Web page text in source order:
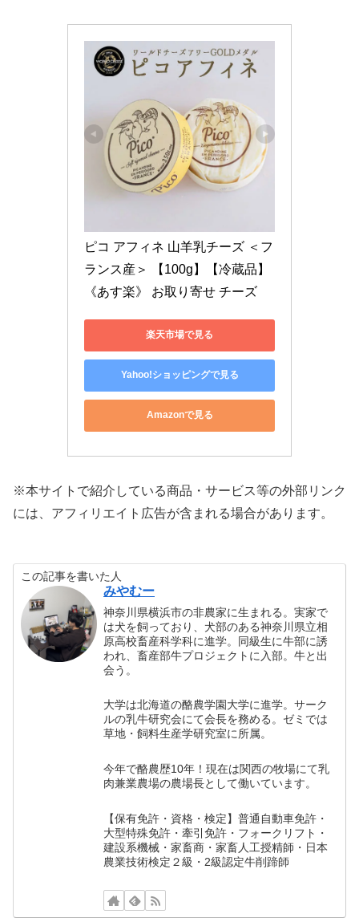
ピコ アフィネ 山羊乳チーズ ＜フ
ランス産＞ 【100g】【冷蔵品】
《あす楽》 お取り寄せ チーズ
楽天市場で見る
Yahoo!ショッピングで見る
Amazonで見る
※本サイトで紹介している商品・サービス等の外部リンク
には、アフィリエイト広告が含まれる場合があります。
この記事を書いた人
みやむー
神奈川県横浜市の非農家に生まれる。実家で
は犬を飼っており、犬部のある神奈川県立相
原高校畜産科学科に進学。同級生に牛部に誘
われ、畜産部牛プロジェクトに入部。牛と出
会う。
大学は北海道の酪農学園大学に進学。サーク
ルの乳牛研究会にて会長を務める。ゼミでは
草地・飼料生産学研究室に所属。
今年で酪農歴10年！現在は関西の牧場にて乳
肉兼業農場の農場長として働いています。
【保有免許・資格・検定】普通自動車免許・
大型特殊免許・牽引免許・フォークリフト・
建設系機械・家畜商・家畜人工授精師・日本
農業技術検定２級・2級認定牛削蹄師